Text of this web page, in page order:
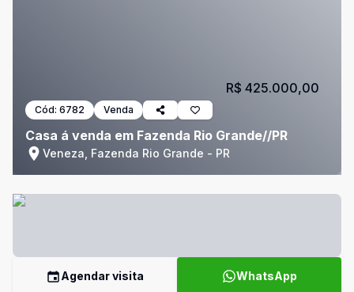
Cód: 6782 Venda
Casa á venda em Fazenda Rio Grande//PR
Veneza, Fazenda Rio Grande - PR
R$ 425.000,00
Agendar visita WhatsApp